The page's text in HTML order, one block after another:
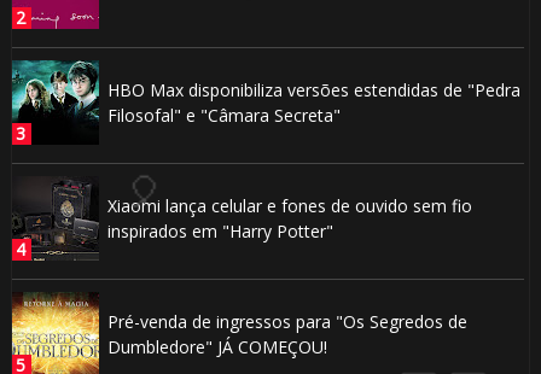
HBO Max disponibiliza versões estendidas de "Pedra
Filosofal" e "Câmara Secreta"
Xiaomi lança celular e fones de ouvido sem fio
inspirados em "Harry Potter"
Pré-venda de ingressos para "Os Segredos de
Dumbledore" JÁ COMEÇOU!
🎈